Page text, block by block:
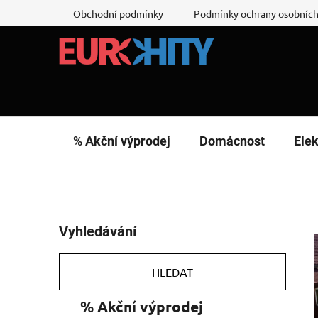
na
Obchodní podmínky Podmínky ochrany
% Akční výprodej Domácnost
o
s
r
Vyhledávání
HLEDAT
kategorie
% Akční výprodej